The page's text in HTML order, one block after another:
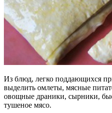
Из блюд, легко поддающихся
выделить омлеты, мясные
овощные драники, сырники,
тушеное мясо.